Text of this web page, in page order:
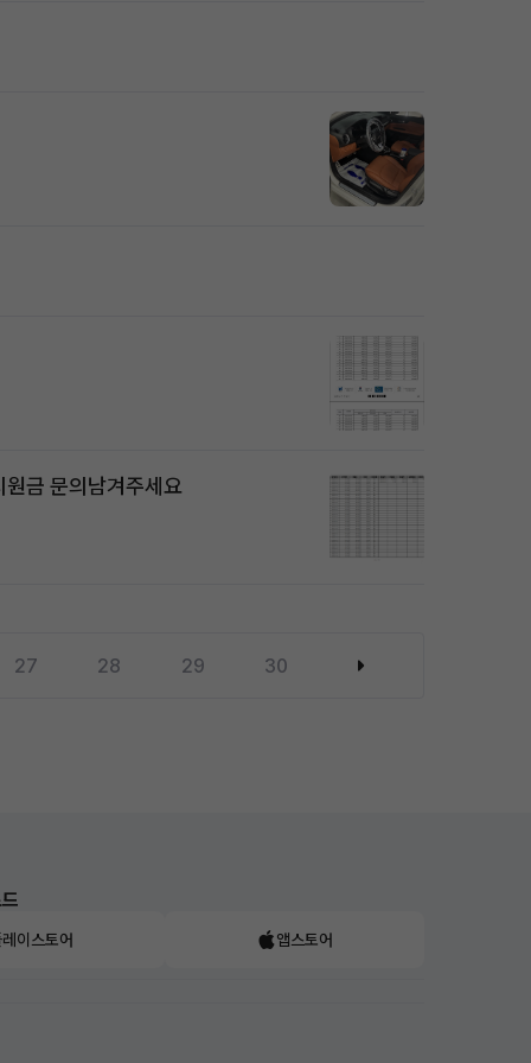
금 문의남겨주세요
27 28 29 30
이스토어 앱스토어